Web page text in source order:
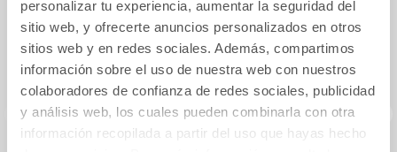
personalizar tu experiencia, aumentar la seguridad del
sitio web, y ofrecerte anuncios personalizados en otros
sitios web y en redes sociales. Además, compartimos
información sobre el uso de nuestra web con nuestros
colaboradores de confianza de redes sociales, publicidad
y análisis web, los cuales pueden combinarla con otra
información recopilada a partir del uso que hayas hecho